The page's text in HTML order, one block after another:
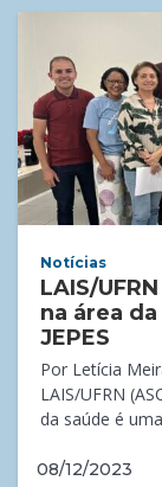
Notícias
LAIS/
na área
JEPES
Por Letícia
LAIS/UFRN
da saúde é
08/12/2023